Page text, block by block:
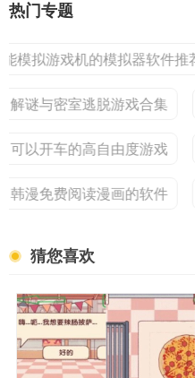
热门专题
模拟游戏机的模拟器软件推荐
解谜与密室逃脱游戏合集
可以开车的高自由度游戏
韩漫免费阅读漫画的软件
猜您喜欢